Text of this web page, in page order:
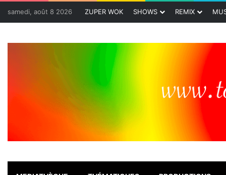
samedi, août 8 2026 ZUPER WOK SHOWS REMIX